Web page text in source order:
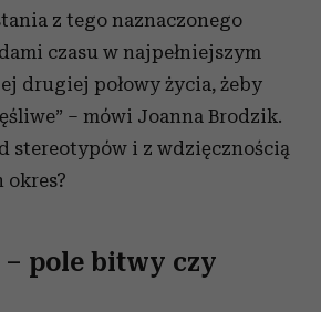
z tego naznaczonego
czasu w najpełniejszym
drugiej połowy życia, żeby
– mówi Joanna Brodzik.
stereotypów i z wdzięcznością
okres?
– pole bitwy czy